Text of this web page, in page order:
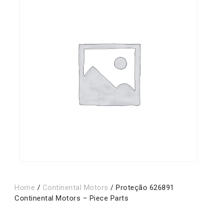
Home / Continental Motors / Proteção 626891
Continental Motors – Piece Parts